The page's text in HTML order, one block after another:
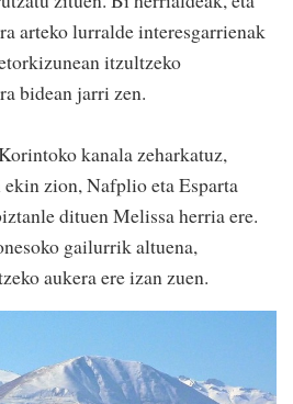
arteko lurralde interesgarrienak
itzultzeko
bidean jarri zen.
kanala zeharkatuz,
zion, Nafplio eta Esparta
dituen Melissa herria ere.
gailurrik altuena,
aukera ere izan zuen.